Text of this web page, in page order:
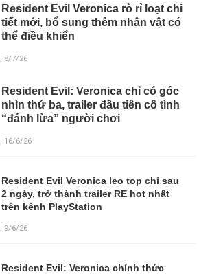
Resident Evil Veronica rò rỉ loạt chi
tiết mới, bổ sung thêm nhân vật có
thể điều khiển
, 8/7/26
Resident Evil: Veronica chỉ có góc
nhìn thứ ba, trailer đầu tiên cố tình
“đánh lừa” người chơi
, 16/6/26
Resident Evil Veronica leo top chỉ sau
2 ngày, trở thành trailer RE hot nhất
trên kênh PlayStation
, 9/6/26
Resident Evil: Veronica chính thức